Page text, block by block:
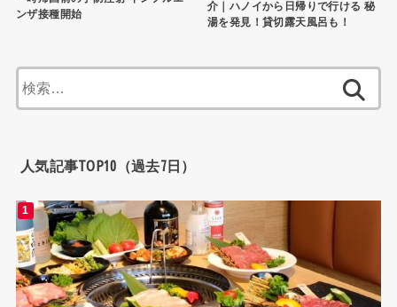
ンザ接種開始
介｜ハノイから日帰りで行ける 秘
湯を発見！貸切露天風呂も！
索:
人気記事TOP10（過去7日）